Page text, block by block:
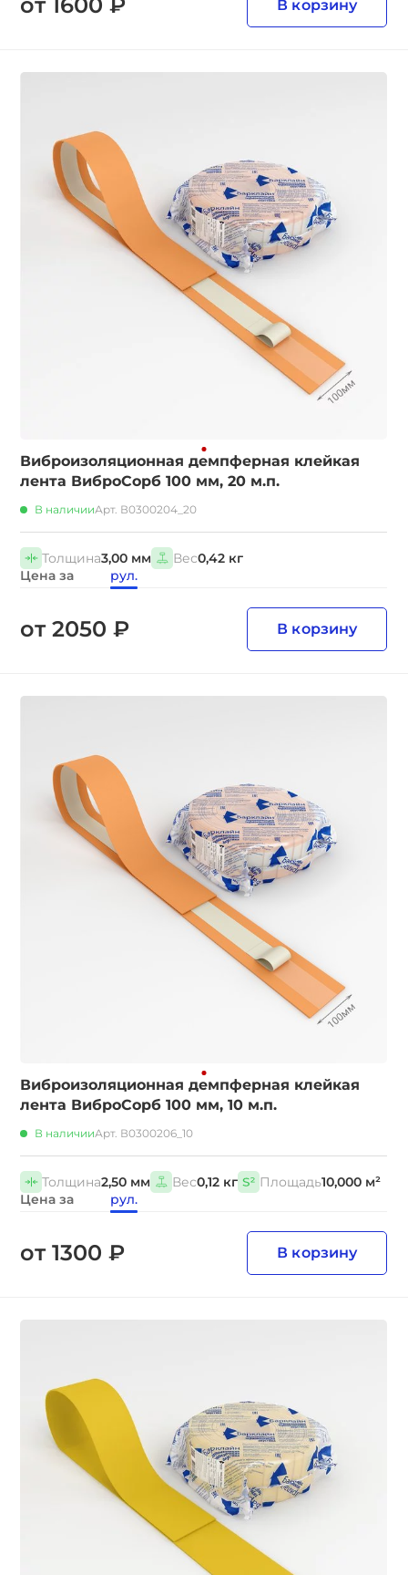
В корзину
Виброизоляционная демпферная клейкая
лента ВиброСорб 100 мм, 20 м.п.
В наличииАрт. В0300204_20
Толщина3,00 мм Вес0,42 кг
Цена за
рул.
от 2050 ₽ В корзину
Виброизоляционная демпферная клейкая
лента ВиброСорб 100 мм, 10 м.п.
В наличииАрт. В0300206_10
Толщина2,50 мм Вес0,12 кг Площадь10,000 м²
Цена за
рул.
от 1300 ₽ В корзину